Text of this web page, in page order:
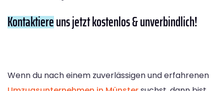
Kontaktiereuns jetzt kostenlos & unverbindlich!
Wenn du nach einem zuverlässigen und erfahrenen